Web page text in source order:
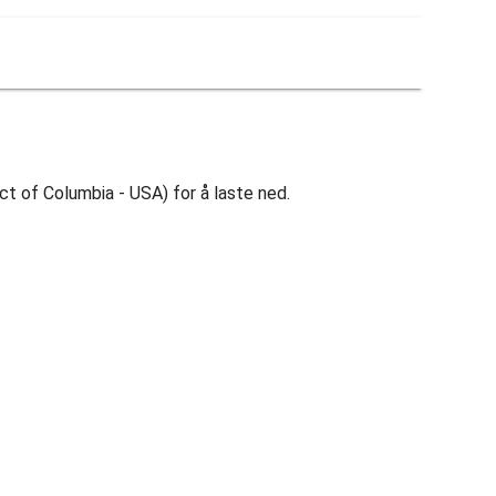
of Columbia - USA) for å laste ned.